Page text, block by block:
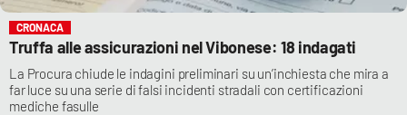
CRONACA
Truffa alle assicurazioni nel Vibonese: 18 indagati
La Procura chiude le indagini preliminari su un’inchiesta che mira a
far luce su una serie di falsi incidenti stradali con certificazioni
mediche fasulle